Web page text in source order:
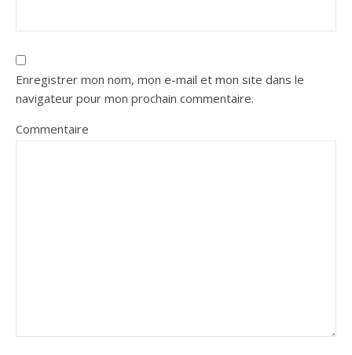
Enregistrer mon nom, mon e-mail et mon site dans le
navigateur pour mon prochain commentaire.
Commentaire